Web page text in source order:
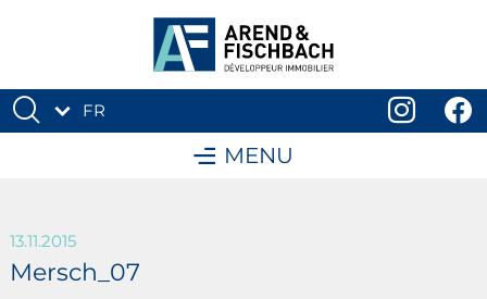
FR
MENU
13.11.2015
Mersch_07